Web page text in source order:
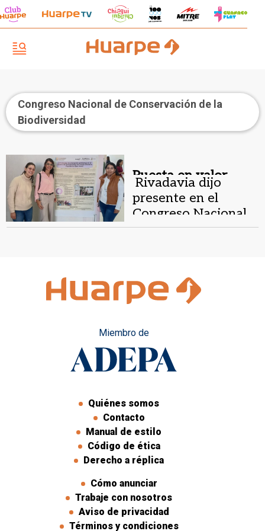
Congreso Nacional de Conservación de la
Biodiversidad
Puesta en valor.
Rivadavia dijo
presente en el
Congreso Nacional
de Conservación de
Miembro de
Quiénes somos
Contacto
Manual de estilo
Código de ética
Derecho a réplica
Cómo anunciar
Trabaje con nosotros
Aviso de privacidad
Términos y condiciones